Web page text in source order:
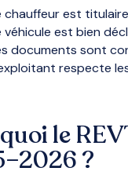
chauffeur est titulaire
véhicule est bien
documents sont
respecte
le
?